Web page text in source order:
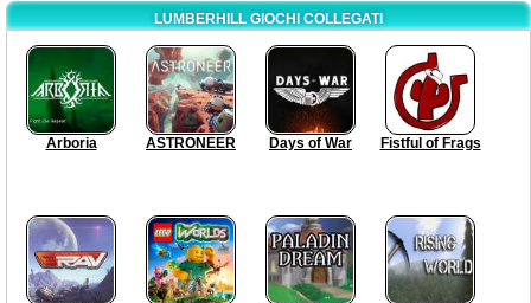
LUMBERHILL GIOCHI COLLEGATI
Arboria ASTRONEER Days of War Fistful of Frags